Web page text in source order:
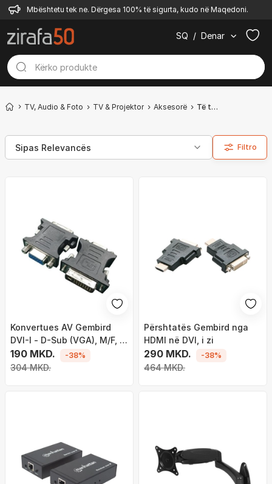
Mbështetu tek ne. Dërgesa 100% të sigurta, kudo në Maqedoni.
SQ / Denar
TV, Audio & Foto TV & Projektor Aksesorë Të tjerë
Filtro
Konvertues AV Gembird
DVI-I - D-Sub (VGA), M/F, i
zi
190 MKD.
304 MKD.
-38%
Përshtatës Gembird nga
HDMI në DVI, i zi
290 MKD.
464 MKD.
-38%